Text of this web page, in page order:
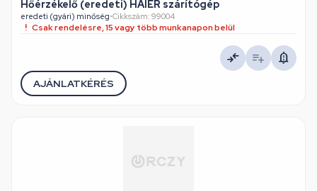
Hőérzékelő (eredeti) HAIER szárítógép
eredeti (gyári) minőség•Cikkszám: 99004
Csak rendelésre, 15 vagy több munkanapon belül
AJÁNLATKÉRÉS